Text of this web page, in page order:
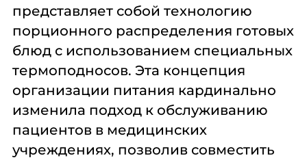
Подробнее
Мебель
Подробнее
Подробнее
Сервисное
обслуживание
Подробнее
Подробнее
Мебель
Подробнее
представляет собой технологию
порционного распределения готовых
блюд с использованием специальных
термоподносов. Эта концепция
организации питания кардинально
изменила подход к обслуживанию
пациентов в медицинских
учреждениях, позволив совместить